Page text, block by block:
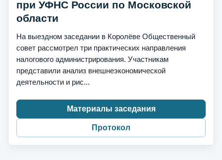
при УФНС России по Московской
области
На выездном заседании в Королёве Общественный
совет рассмотрел три практических направления
налогового администрирования. Участникам
представили анализ внешнеэкономической
деятельности и рис...
Материалы заседания
Протокол